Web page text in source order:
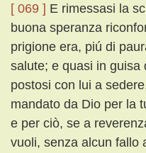
[ 069 ] E rimessasi la
buona speranza
prigione era, piú di
salute; e quasi in guisa
postosi con lui a
mandato da Dio per la
e per ciò, se a
vuoli, senza alcun fallo